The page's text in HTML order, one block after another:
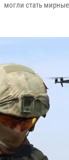
могли стать